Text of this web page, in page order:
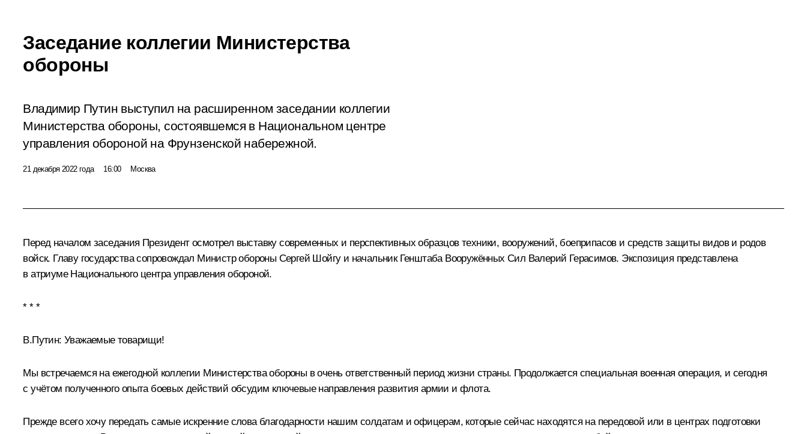
Заседание коллегии Министерства
обороны
Владимир Путин выступил на расширенном заседании коллегии
Министерства обороны, состоявшемся в Национальном центре
управления обороной на Фрунзенской набережной.
21 декабря 2022 года 16:00 Москва
Перед началом заседания Президент осмотрел выставку современных и перспективных образцов техники, вооружений, боеприпасов и средств защиты видов и родов
войск. Главу государства сопровождал Министр обороны Сергей Шойгуи начальник Генштаба Вооружённых Сил Валерий Герасимов. Экспозиция представлена
в атриуме Национального центра управления обороной.
* * *
В.Путин: Уважаемые товарищи!
Мы встречаемся на ежегодной коллегии Министерства обороны в очень ответственный период жизни страны. Продолжается специальная военная операция, и сегодня
с учётом полученного опыта боевых действий обсудим ключевые направления развития армии и флота.
Прежде всего хочу передать самые искренние слова благодарности нашим солдатам и офицерам, которые сейчас находятся на передовой или в центрах подготовки